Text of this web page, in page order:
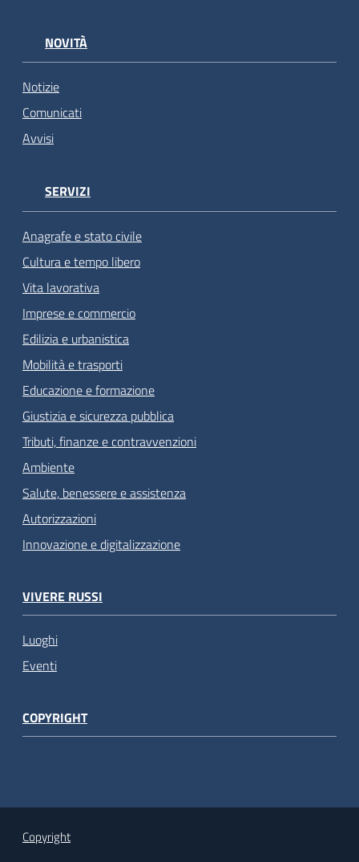
NOVITÀ
Notizie
Comunicati
Avvisi
SERVIZI
Anagrafe e stato civile
Cultura e tempo libero
Vita lavorativa
Imprese e commercio
Edilizia e urbanistica
Mobilità e trasporti
Educazione e formazione
Giustizia e sicurezza pubblica
Tributi, finanze e contravvenzioni
Ambiente
Salute, benessere e assistenza
Autorizzazioni
Innovazione e digitalizzazione
VIVERE RUSSI
Luoghi
Eventi
COPYRIGHT
Copyright